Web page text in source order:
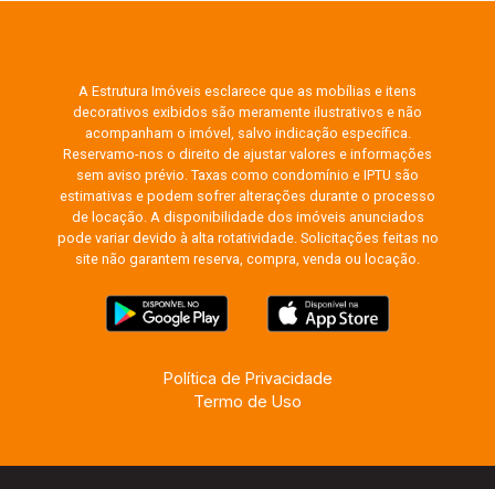
A Estrutura Imóveis esclarece que as mobílias e itens
decorativos exibidos são meramente ilustrativos e não
acompanham o imóvel, salvo indicação específica.
Reservamo-nos o direito de ajustar valores e informações
sem aviso prévio. Taxas como condomínio e IPTU são
estimativas e podem sofrer alterações durante o processo
de locação. A disponibilidade dos imóveis anunciados
pode variar devido à alta rotatividade. Solicitações feitas no
site não garantem reserva, compra, venda ou locação.
Política de Privacidade
Termo de Uso